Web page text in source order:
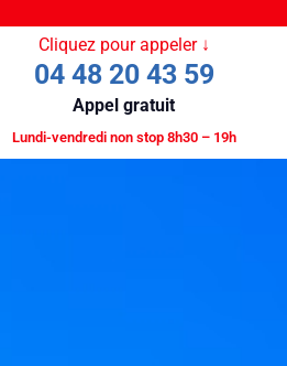
Cliquez pour appeler ↓
04 48 20 43 59
Appel gratuit
Lundi-vendredi non stop 8h30 – 19h